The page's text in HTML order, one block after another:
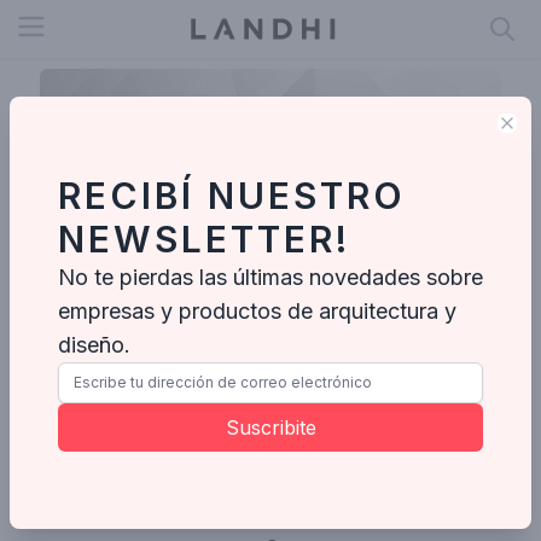
Open menu
Nancy edit
RECIBÍ NUESTRO
NEWSLETTER!
No te pierdas las últimas novedades sobre
empresas y productos de arquitectura y
diseño.
Suscribite